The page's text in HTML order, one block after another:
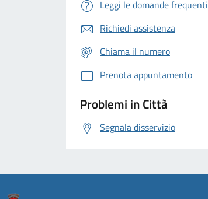
Leggi le domande frequenti
Richiedi assistenza
Chiama il numero
Prenota appuntamento
Problemi in Città
Segnala disservizio